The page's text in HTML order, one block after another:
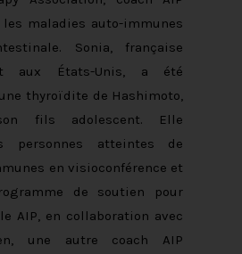
maladies auto-immunes
Sonia, française
aux États-Unis, a été
thyroïdite de Hashimoto,
fils adolescent. Elle
personnes atteintes de
en visioconférence et
de soutien pour
AIP, en collaboration avec
une autre coach AIP